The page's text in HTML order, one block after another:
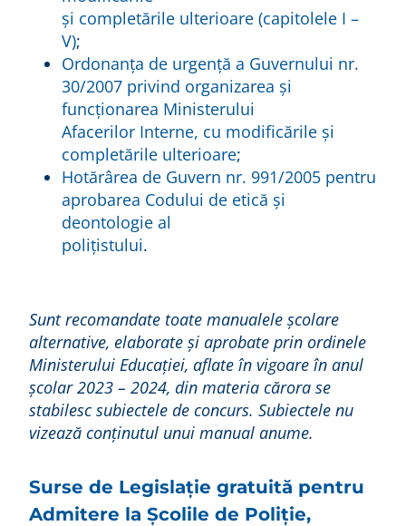
și completările ulterioare (capitolele I –
V);
Ordonanţa de urgenţă a Guvernului nr.
30/2007 privind organizarea şi
funcţionarea Ministerului
Afacerilor Interne, cu modificările și
completările ulterioare;
Hotărârea de Guvern nr. 991/2005 pentru
aprobarea Codului de etică și
deontologie al
polițistului.
Sunt recomandate toate manualele școlare
alternative, elaborate și aprobate prin ordinele
Ministerului Educației, aflate în vigoare în anul
școlar 2023 – 2024, din materia cărora se
stabilesc subiectele de concurs. Subiectele nu
vizează conţinutul unui manual anume.
Surse de Legislație gratuită pentru
Admitere la Școlile de Poliție,